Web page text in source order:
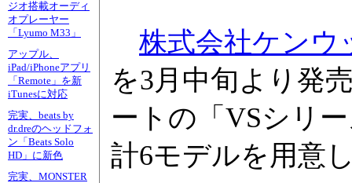
ジオ搭載オーディ
オプレーヤー
「Lyumo M33」
アップル、
iPad/iPhoneアプリ
「Remote」を新
iTunesに対応
完実、beats by
dr.dreのヘッドフォ
ン「Beats Solo
HD」に新色
完実、MONSTER
株式会社ケンウ
を3月中旬より発
ートの「VSシリ
計6モデルを用意